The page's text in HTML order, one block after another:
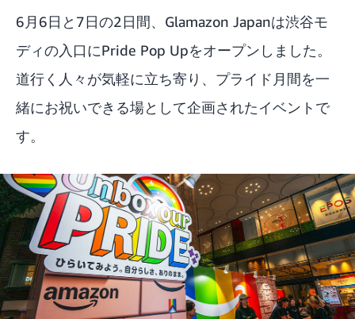
6月6日と7日の2日間、Glamazon Japanは渋谷モ
ディの入口にPride Pop Upをオープンしました。
道行く人々が気軽に立ち寄り、プライド月間を一
緒にお祝いできる場として企画されたイベントで
す。